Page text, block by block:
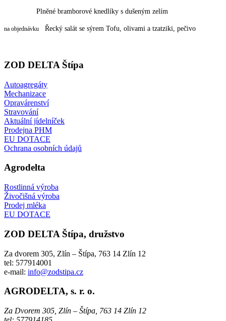
Plněné bramborové knedlíky s dušeným zelím
na objednávku Řecký salát se sýrem Tofu, olivami a tzatziki, pečivo
ZOD DELTA Štípa
Autoagregáty
Mechanizace
Opravárenství
Stravování
Aktuální jídelníček
Prodejna PHM
EU DOTACE
Ochrana osobních údajů
Agrodelta
Rostlinná výroba
Živočišná výroba
Prodej mléka
EU DOTACE
ZOD DELTA Štípa, družstvo
Za dvorem 305, Zlín – Štípa, 763 14 Zlín 12
tel: 577914001
e-mail: info@zodstipa.cz
AGRODELTA, s. r. o.
Za Dvorem 305, Zlín – Štípa, 763 14 Zlín 12